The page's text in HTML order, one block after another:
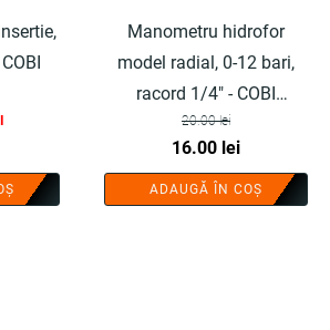
Manometru hidrofor
model radial, 0-12 bari,
racord 1/4" - COBI
SMART®
20.00lei
Prețul
inițial
a
16.00 leiPrețul
curent
este:
ADAUGĂ ÎN COȘ